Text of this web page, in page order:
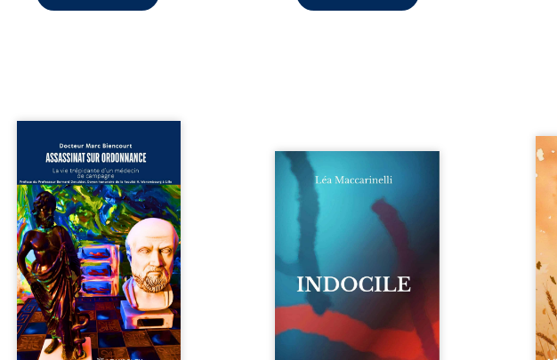
La vie trépidante d’un médecin
de campagne est la réédition
enrichie et actualisée du
témoignage du Docteur Marc
Biencourt, ancien médecin de
famille, qui revient sur son
parcours médical, syndical et
ordinal. Depuis septembre
2013, il raconte le long combat
qui l’a conduit à être écarté du
corps médical, malgré une
décision de première instance
Quatre parties. Quatre refus.
Quatre visages d’une existence
en friction. Entre les silences
qu’on ne déchiffre pas, les
amours qu’on dérange, les
corps qu’on administre et les
liens qu’on sabote, cet ouvrage
parle à celles et ceux qui
vivent trop fort, trop vrai, trop
tôt. Indocile est une traversée.
Une langue nue. Une
insurrection calme. Une
déclaration d’existence pour ...
son